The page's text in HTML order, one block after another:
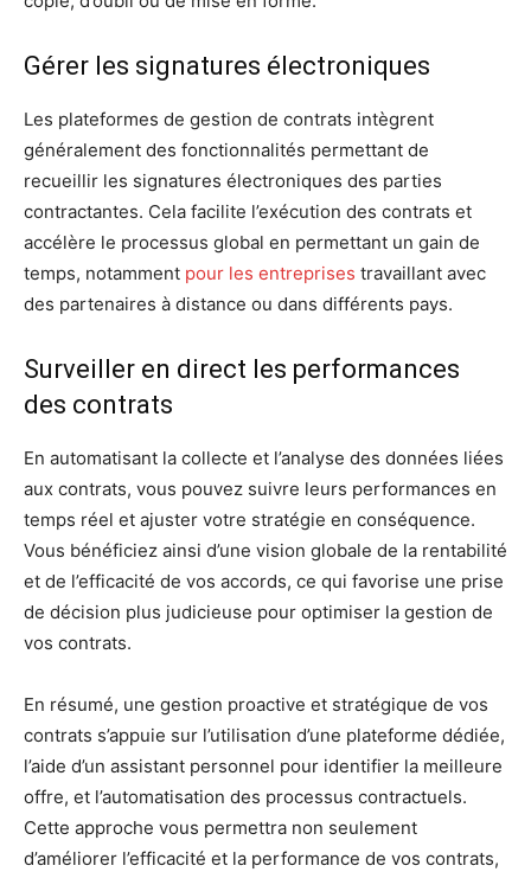
Gérer les signatures électroniques
Les plateformes de gestion de contrats intègrent
généralement des fonctionnalités permettant de
recueillir les signatures électroniques des parties
contractantes. Cela facilite l’exécution des contrats et
accélère le processus global en permettant un gain de
temps, notamment pour les entreprises travaillant avec
des partenaires à distance ou dans différents pays.
Surveiller en direct les performances
des contrats
En automatisant la collecte et l’analyse des données liées
aux contrats, vous pouvez suivre leurs performances en
temps réel et ajuster votre stratégie en conséquence.
Vous bénéficiez ainsi d’une vision globale de la rentabilité
et de l’efficacité de vos accords, ce qui favorise une prise
de décision plus judicieuse pour optimiser la gestion de
vos contrats.
En résumé, une gestion proactive et stratégique de vos
contrats s’appuie sur l’utilisation d’une plateforme dédiée,
l’aide d’un assistant personnel pour identifier la meilleure
offre, et l’automatisation des processus contractuels.
Cette approche vous permettra non seulement
d’améliorer l’efficacité et la performance de vos contrats,